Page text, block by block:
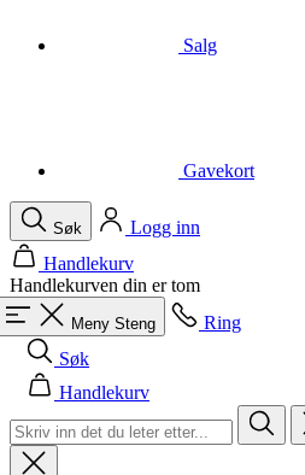
Handlekurven din er tom
Meny Steng
Søk
Handlekurv
Menn
Alle i kategorien Menn